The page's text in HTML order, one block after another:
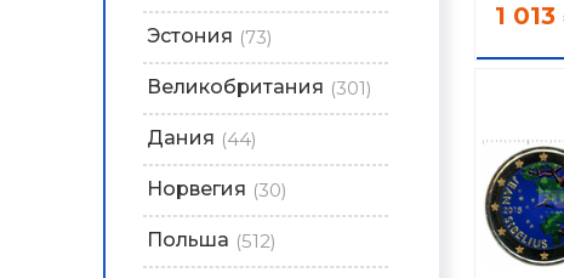
Эстония (73)
Великобритания (301)
Дания (44)
Норвегия (30)
Польша (512)
1 013